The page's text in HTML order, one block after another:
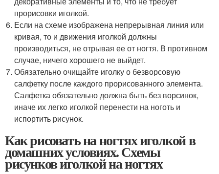
прорисовки иголкой.
Если на схеме изображена непрерывная линия или
кривая, то и движения иголкой должны
производиться, не отрывая ее от ногтя. В противном
случае, ничего хорошего не выйдет.
Обязательно очищайте иголку о безворсовую
салфетку после каждого прорисованного элемента.
Салфетка обязательно должна быть без ворсинок,
иначе их легко иголкой перенести на ноготь и
испортить рисунок.
Как рисовать на ногтях иголкой в
домашних условиях. Схемы
рисунков иголкой на ногтях